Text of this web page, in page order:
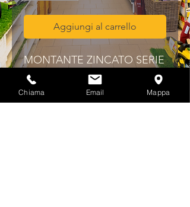
Aggiungi al carrello
MONTANTE ZINCATO SERIE
2000      CM. 200
Chiama Email Mappa